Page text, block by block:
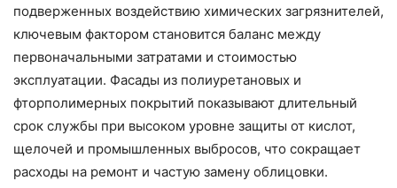
подверженных воздействию химических загрязнителей,
ключевым фактором становится баланс между
первоначальными затратами и стоимостью
эксплуатации. Фасады из полиуретановых и
фторполимерных покрытий показывают длительный
срок службы при высоком уровне защиты от кислот,
щелочей и промышленных выбросов, что сокращает
расходы на ремонт и частую замену облицовки.